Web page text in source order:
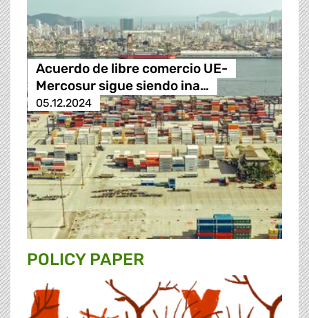
Acuerdo de libre comercio UE-
Mercosur sigue siendo ina…
05.12.2024
POLICY PAPER